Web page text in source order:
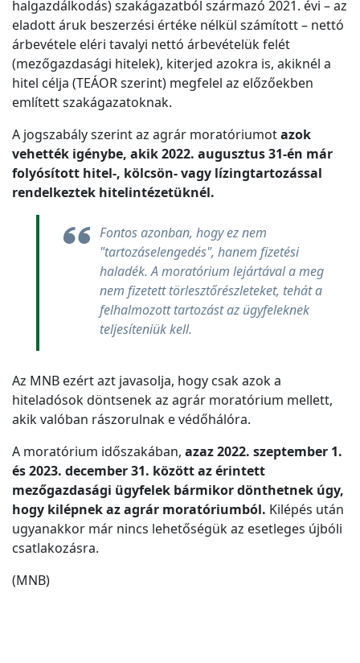
halgazdálkodás) szakágazatból származó 2021. évi – az
eladott áruk beszerzési értéke nélkül számított – nettó
árbevétele eléri tavalyi nettó árbevételük felét
(mezőgazdasági hitelek), kiterjed azokra is, akiknél a
hitel célja (TEÁOR szerint) megfelel az előzőekben
említett szakágazatoknak.
A jogszabály szerint az agrár moratóriumotazok
vehették igénybe, akik 2022. augusztus 31-én már
folyósított hitel-, kölcsön- vagy lízingtartozással
rendelkeztek hitelintézetüknél.
Fontos azonban, hogy ez nem
"tartozáselengedés", hanem fizetési
haladék. A moratórium lejártával a meg
nem fizetett törlesztőrészleteket, tehát a
felhalmozott tartozást az ügyfeleknek
teljesíteniük kell.
Az MNB ezért azt javasolja, hogy csak azok a
hiteladósok döntsenek az agrár moratórium mellett,
akik valóban rászorulnak e védőhálóra.
A moratórium időszakában, azaz 2022. szeptember 1.
és 2023. december 31. között az érintett
mezőgazdasági ügyfelek bármikor dönthetnek úgy,
hogy kilépnek az agrár moratóriumból. Kilépés után
ugyanakkor már nincs lehetőségük az esetleges újbóli
csatlakozásra.
(MNB)